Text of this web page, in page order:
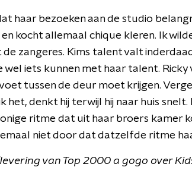
haar bezoeken aan de studio
kocht allemaal chique kleren. Ik
de zangeres. Kims talent valt
wel iets kunnen met haar talent.
tussen de deur moet krijgen.
het, denkt hij terwijl hij naar huis
ritme dat uit haar broers kamer
niet door dat datzelfde ritme
van Top 2000 a gogo over